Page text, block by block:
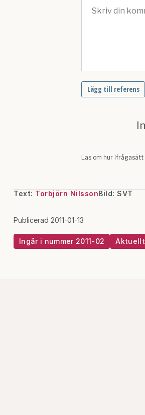
Text: Torbjörn NilssonBild: SVT
Publicerad 2011-01-13
Ingår i nummer 2011-02 Aktuellt